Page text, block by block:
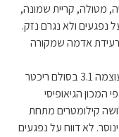
בנהריה, מטולה, קריית שמונה,
נפגעים ולא נגרם נזק.
רעידת אדמה שמקורה
9 פברואר 2012 רעידת אדמה קלה, בעוצמה 3.1 בסולם ריכטר
על פי המכון הגיאופיסי
קילומטרים מתחת
לא דווח על נפגעים